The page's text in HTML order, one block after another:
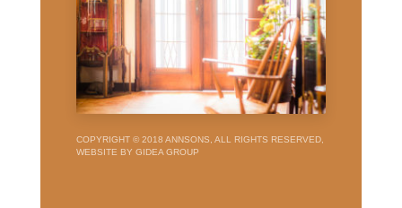
COPYRIGHT © 2018 ANNSONS, ALL RIGHTS RESERVED,
WEBSITE BY GIDEA GROUP